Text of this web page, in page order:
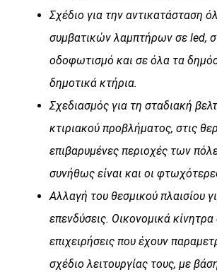
Σχέδιο για την αντικατάσταση
συμβατικών λαμπτήρων σε led,
οδοφωτισμό και σε όλα τα
δημοτικά κτήρια.
Σχεδιασμός για τη σταδιακή
κτιριακού προβλήματος, στις
επιβαρυμένες περιοχές των
συνήθως είναι και οι
Αλλαγή του θεσμικού πλαισίου
επενδύσεις. Οικονομικά κίνητρα
επιχειρήσεις που έχουν
σχέδιο λειτουργίας τους, με